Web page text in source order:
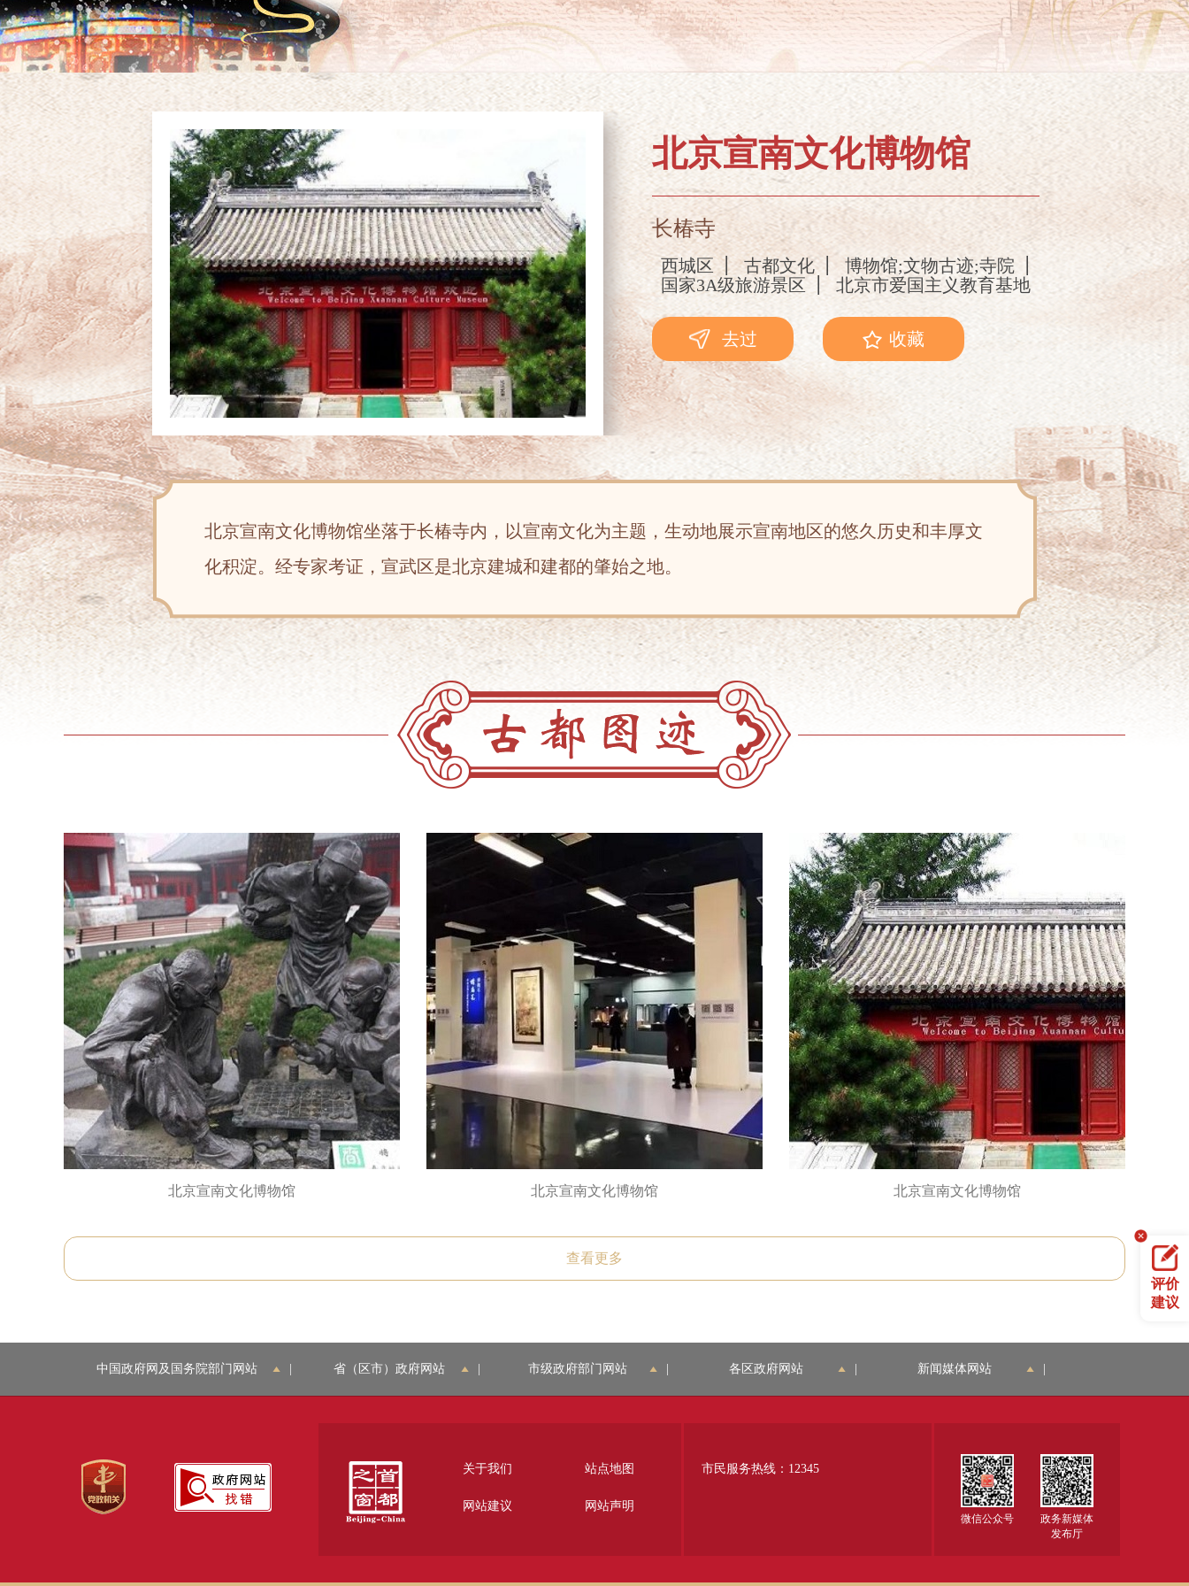
北京宣南文化博物馆
长椿寺
西城区 古都文化
博物馆;文物古迹;寺院
国家3A级旅游景区
北京市爱国主义教育基地
去过 收藏
北京宣南文化博物馆坐落于长椿寺内，以宣南文化为主题，生动地展示宣南地区的悠久历史和丰厚文
化积淀。经专家考证，宣武区是北京建城和建都的肇始之地。
北京宣南文化博物馆 北京宣南文化博物馆 北京宣南文化博物馆
查看更多
评价
建议
中国政府网及国务院部门网站 省（区市）政府网站 市级政府部门网站 各区政府网站 新闻媒体网站
关于我们 站点地图
网站建议 网站声明
市民服务热线：12345
微信公众号
政务新媒体
发布厅